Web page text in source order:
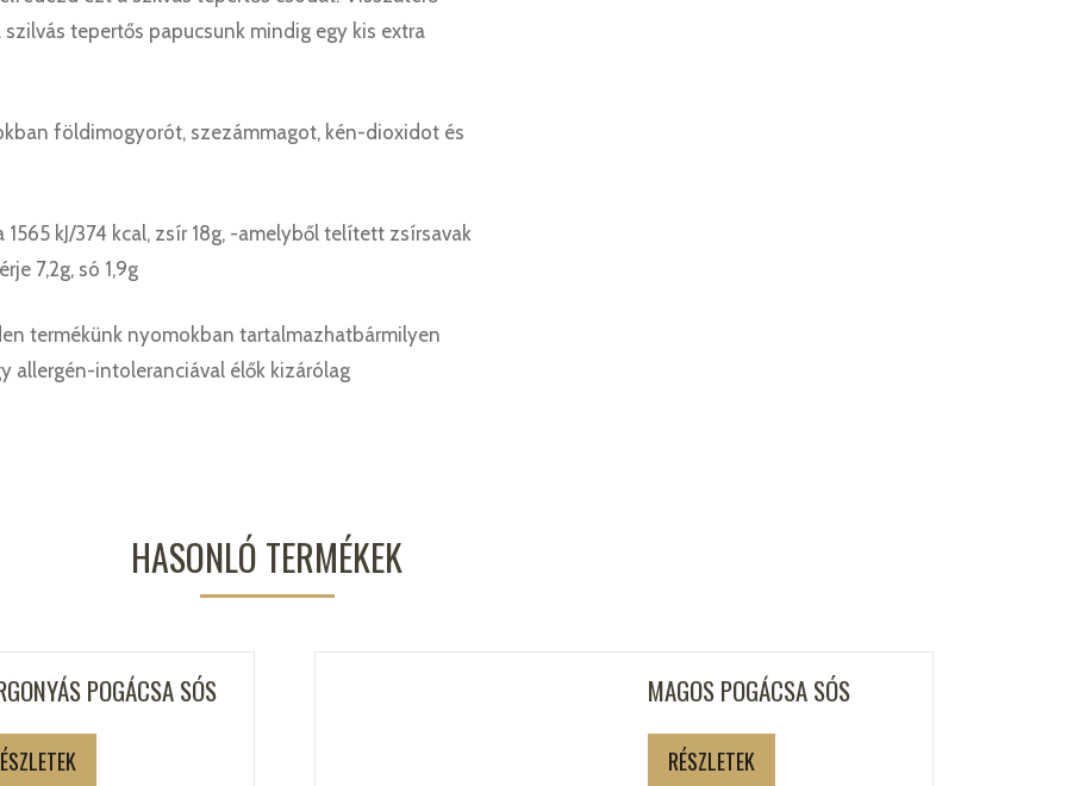
tepertős papucsunk mindig egy kis extra
földimogyorót, szezámmagot, kén-dioxidot és
kJ/374 kcal, zsír 18g, -amelyből telített zsírsavak
7,2g, só 1,9g
termékünk nyomokban tartalmazhatbármilyen
allergén-intoleranciával élők kizárólag
HASONLÓ TERMÉKEK
POGÁCSA SÓS MAGOS POGÁCSA SÓS
RÉSZLETEK